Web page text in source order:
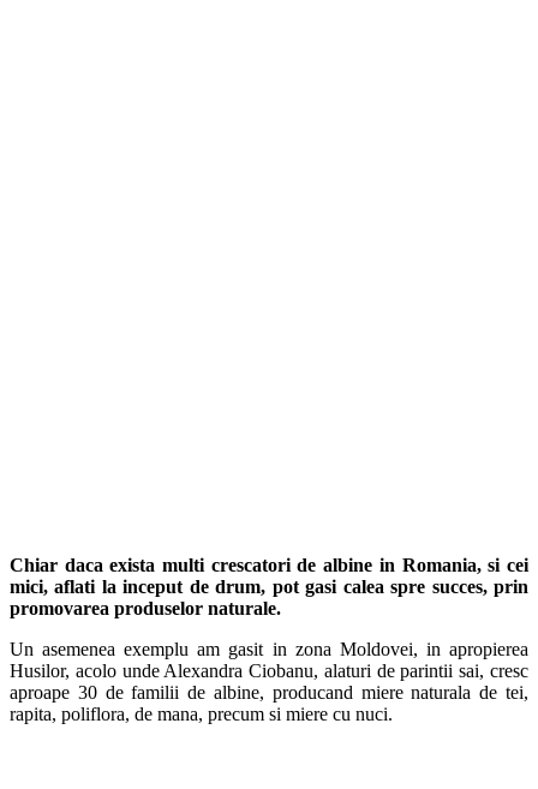
Chiar daca exista multi crescatori de albine in Romania, si cei
mici, aflati la inceput de drum, pot gasi calea spre succes, prin
promovarea produselor naturale.
Un asemenea exemplu am gasit in zona Moldovei, in apropierea
Husilor, acolo unde Alexandra Ciobanu, alaturi de parintii sai, cresc
aproape 30 de familii de albine, producand miere naturala de tei,
rapita, poliflora, de mana, precum si miere cu nuci.